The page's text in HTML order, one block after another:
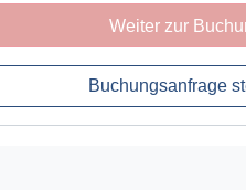
Ferienwohnungen
Weiter zur
Buchungsanfrage